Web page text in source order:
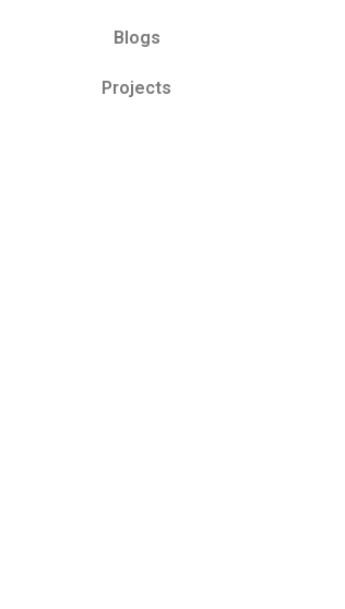
Blogs
Projects